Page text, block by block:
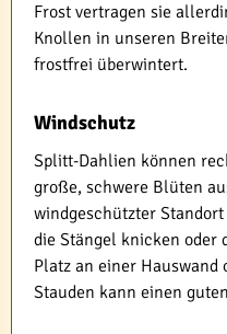
Frost vertragen sie
Knollen in unseren
frostfrei überwintert.
Windschutz
Splitt-Dahlien können
große, schwere Blüten
windgeschützter
die Stängel knicken oder
Platz an einer Hauswand
Stauden kann einen